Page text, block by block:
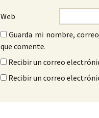
Web
Guarda mi nombre,
que comente.
Recibir un correo
Recibir un correo